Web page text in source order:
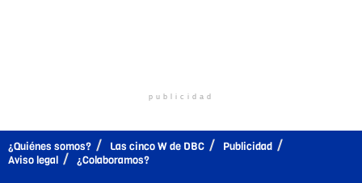
publicidad
¿Quiénes somos? Las cinco W de DBC
Publicidad
Aviso legal
¿Colaboramos?